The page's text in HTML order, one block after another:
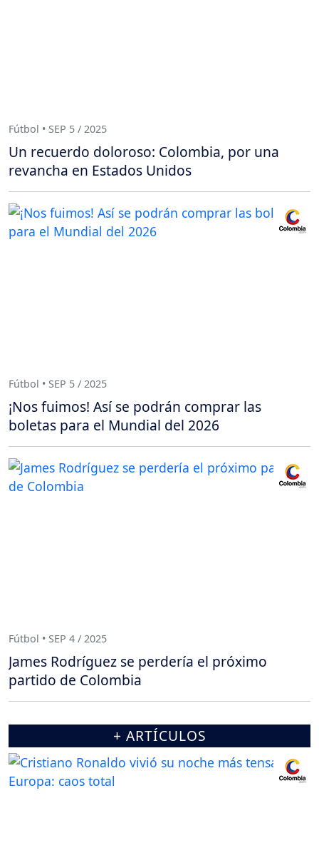
Fútbol • SEP 5 / 2025
Un recuerdo doloroso: Colombia, por una
revancha en Estados Unidos
Fútbol • SEP 5 / 2025
¡Nos fuimos! Así se podrán comprar las
boletas para el Mundial del 2026
Fútbol • SEP 4 / 2025
James Rodríguez se perdería el próximo
partido de Colombia
+ ARTÍCULOS